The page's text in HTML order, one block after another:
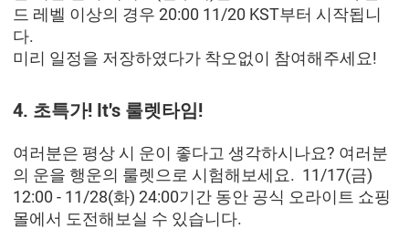
드 레벨 이상의 경우 20:00 11/20 KST부터 시작됩니
다.
미리 일정을 저장하였다가 착오없이 참여해주세요!
4. 초특가! It's 룰렛타임!
여러분은 평상 시 운이 좋다고 생각하시나요? 여러분
의 운을 행운의 룰렛으로 시험해보세요. 11/17(금)
12:00 - 11/28(화) 24:00기간 동안 공식 오라이트 쇼핑
몰에서 도전해보실 수 있습니다.